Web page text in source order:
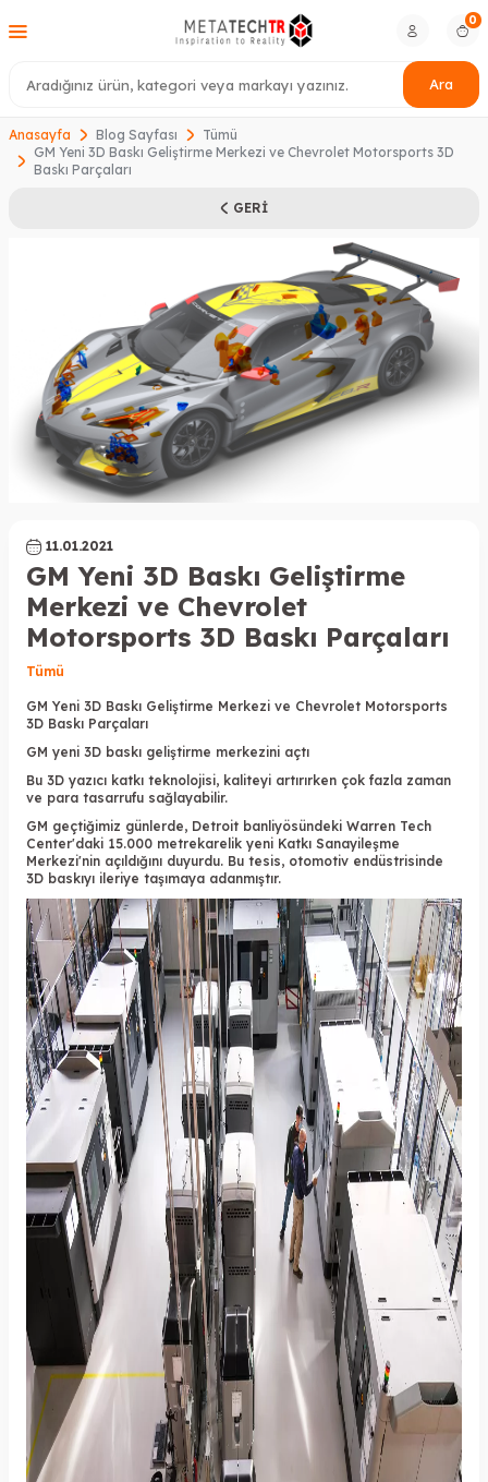
Ara
0
Anasayfa Blog Sayfası
Tümü
GM Yeni 3D Baskı Geliştirme Merkezi ve Chevrolet Motorsports 3D
Baskı Parçaları
GERI
11.01.2021
GM Yeni 3D Baskı Geliştirme
Merkezi ve Chevrolet
Motorsports 3D Baskı Parçaları
Tümü
GM Yeni 3D Baskı Geliştirme Merkezi ve Chevrolet Motorsports
3D Baskı Parçaları
GM yeni 3D baskı geliştirme merkezini açtı
Bu 3D yazıcı katkı teknolojisi, kaliteyi artırırken çok fazla zaman
ve para tasarrufu sağlayabilir.
GM geçtiğimiz günlerde, Detroit banliyösündeki Warren Tech
Center'daki 15.000 metrekarelik yeni Katkı Sanayileşme
Merkezi'nin açıldığını duyurdu. Bu tesis, otomotiv endüstrisinde
3D baskıyı ileriye taşımaya adanmıştır.